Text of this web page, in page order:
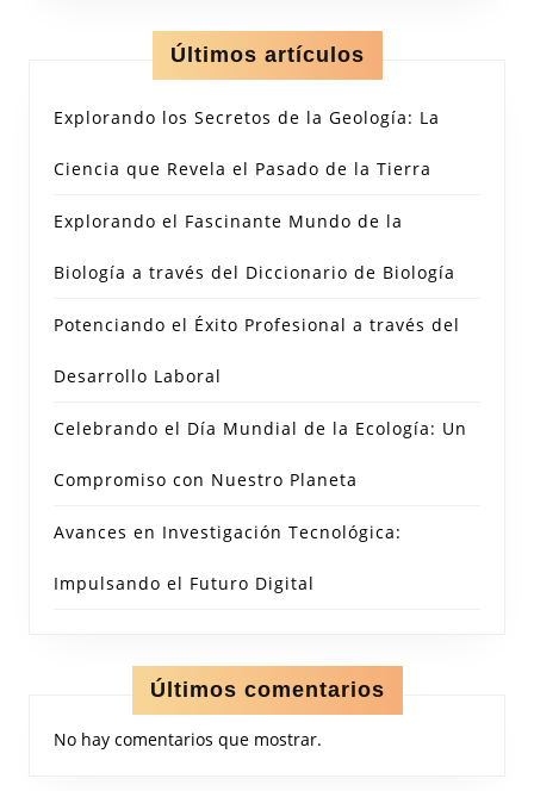
Últimos artículos
Explorando los Secretos de la Geología: La
Ciencia que Revela el Pasado de la Tierra
Explorando el Fascinante Mundo de la
Biología a través del Diccionario de Biología
Potenciando el Éxito Profesional a través del
Desarrollo Laboral
Celebrando el Día Mundial de la Ecología: Un
Compromiso con Nuestro Planeta
Avances en Investigación Tecnológica:
Impulsando el Futuro Digital
Últimos comentarios
No hay comentarios que mostrar.